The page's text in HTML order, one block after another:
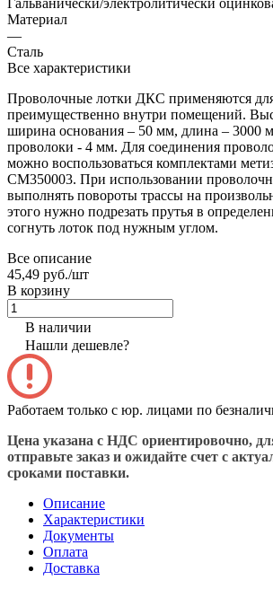
Материал
—
Сталь
Все характеристики
Проволочные лотки ДКС применяются
преимущественно внутри помещений.
ширина основания – 50 мм, длина – 3000
проволоки - 4 мм. Для соединения
можно воспользоваться комплектами
CM350003. При использовании
выполнять повороты трассы на
этого нужно подрезать прутья в
согнуть лоток под нужным углом.
Все описание
45,49 руб./шт
В корзину
В наличии
Нашли дешевле?
Работаем только с юр. лицами по
Цена указана с НДС ориентировочно,
отправьте заказ и ожидайте счет с
сроками поставки.
Описание
Характеристики
Документы
Оплата
Доставка